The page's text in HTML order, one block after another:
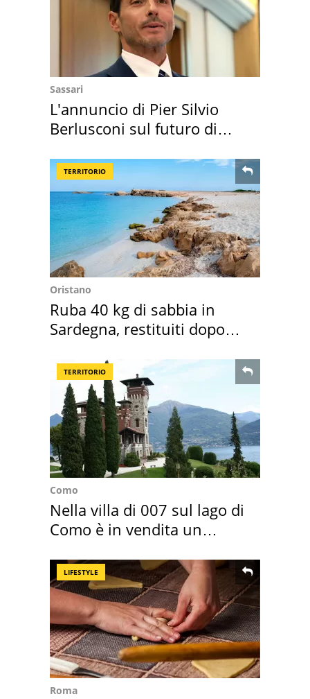
Sassari
L'annuncio di Pier Silvio
Berlusconi sul futuro di
TERRITORIO
Oristano
Ruba 40 kg di sabbia in
Sardegna, restituiti dopo
TERRITORIO
Como
Nella villa di 007 sul lago di
Como è in vendita un
LIFESTYLE
Roma